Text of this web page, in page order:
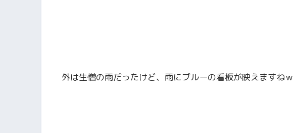
外は生憎の雨だったけど、雨にブルーの看板が映えますねｗ